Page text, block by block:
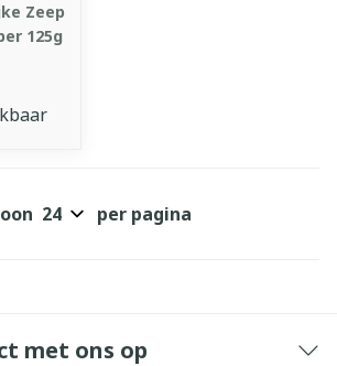
Zeep
125g
per pagina
met ons op